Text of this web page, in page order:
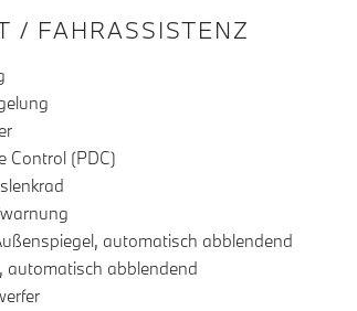
ÜBER DIE
/ FAHRASSISTENZ
Control (PDC)
automatisch abblendend
automatisch abblendend